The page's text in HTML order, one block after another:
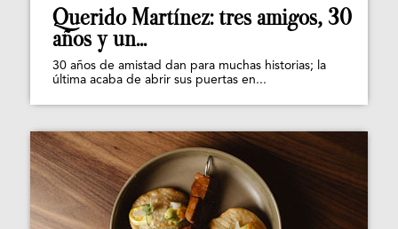
Querido Martínez: tres amigos, 30
años y un...
30 años de amistad dan para muchas historias; la
última acaba de abrir sus puertas en...